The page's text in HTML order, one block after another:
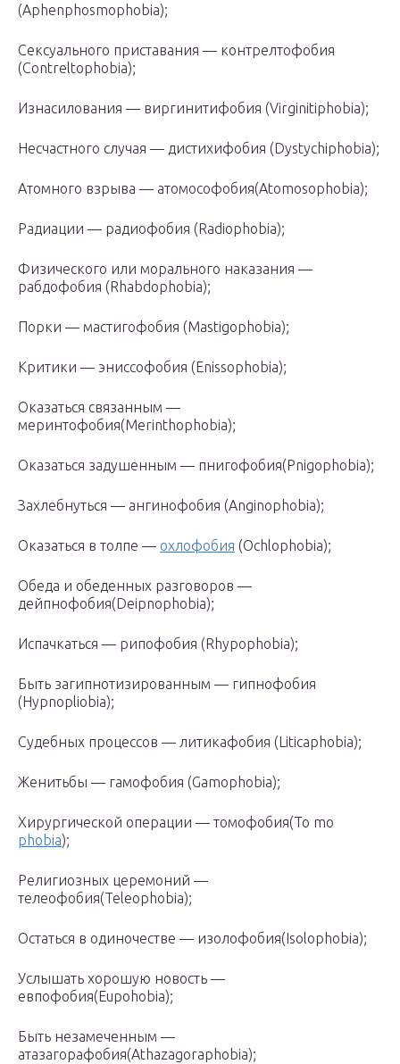
(Aphenphosmophobia);
Сексуального приставания — контрелтофобия
(Contreltophobia);
Изнасилования — виргинитифобия (Virginitiphobia);
Несчастного случая — дистихифобия (Dystychiphobia);
Атомного взрыва — атомософобия(Atomosophobia);
Радиации — радиофобия (Radiophobia);
Физического или морального наказания —
рабдофобия (Rhabdophobia);
Порки — мастигофобия (Mastigophobia);
Критики — эниссофобия (Enissophobia);
Оказаться связанным —
меринтофобия(Merinthophobia);
Оказаться задушенным — пнигофобия(Pnigophobia);
Захлебнуться — ангинофобия (Anginophobia);
Оказаться в толпе — охлофобия (Ochlophobia);
Обеда и обеденных разговоров —
дейпнофобия(Deipnophobia);
Испачкаться — рипофобия (Rhypophobia);
Быть загипнотизированным — гипнофобия
(Hypnopliobia);
Судебных процессов — литикафобия (Liticaphobia);
Женитьбы — гамофобия (Gamophobia);
Хирургической операции — томофобия(То mo
phobia);
Религиозных церемоний —
телеофобия(Teleophobia);
Остаться в одиночестве — изолофобия(Isolophobia);
Услышать хорошую новость —
евпофобия(Eupohobia);
Быть незамеченным —
атазагорафобия(Athazagoraphobia);